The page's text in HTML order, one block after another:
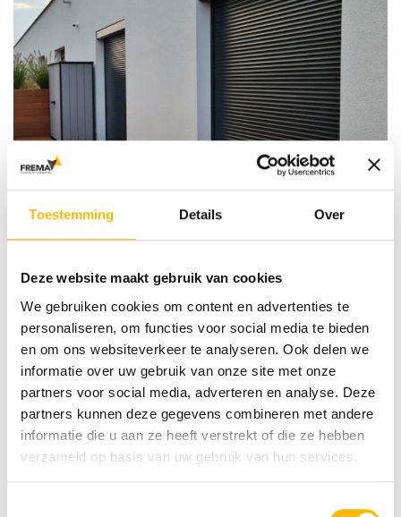
Toestemming Details Over
Deze website maakt gebruik van cookies
We gebruiken cookies om content en advertenties te
personaliseren, om functies voor social media te bieden
en om ons websiteverkeer te analyseren. Ook delen we
informatie over uw gebruik van onze site met onze
partners voor social media, adverteren en analyse. Deze
partners kunnen deze gegevens combineren met andere
informatie die u aan ze heeft verstrekt of die ze hebben
verzameld op basis van uw gebruik van hun services.